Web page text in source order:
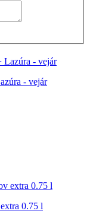
- vejár
0.75 l